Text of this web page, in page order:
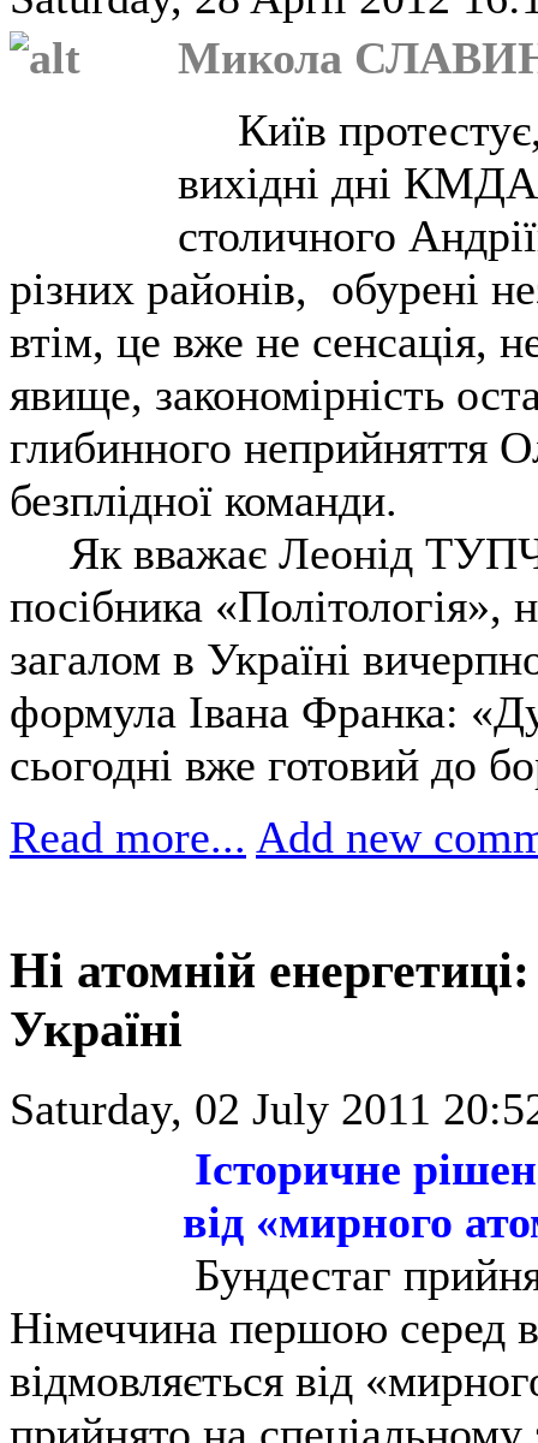
Микола
Київ
вихідні дні КМДА
столичного
різних районів, обурені
втім, це вже не сенсація,
явище, закономірність
глибинного неприйняття
безплідної команди.
Як вважає Леонід
посібника
загалом в Україні
формула Івана Франка:
сьогодні вже готовий до
Read more... Add new
Ні атомній
Україні
Saturday, 02 July 2011
Історичне
від «мирного
Бундестаг
Німеччина першою серед
відмовляється від